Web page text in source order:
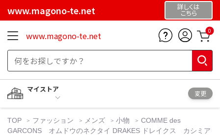
www.magono-te.net 詳しくは
こちら
www.magono-te.net 0
マイストア
変更
TOP ファッション メンズ 小物
COMME des
GARCONS オムドウのネクタイ DRAKES ドレイクス カシミア